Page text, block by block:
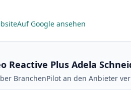
Auf Google ansehen
Reactive Plus Adela
BranchenPilot an den Anbieter